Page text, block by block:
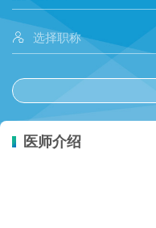

医师介绍